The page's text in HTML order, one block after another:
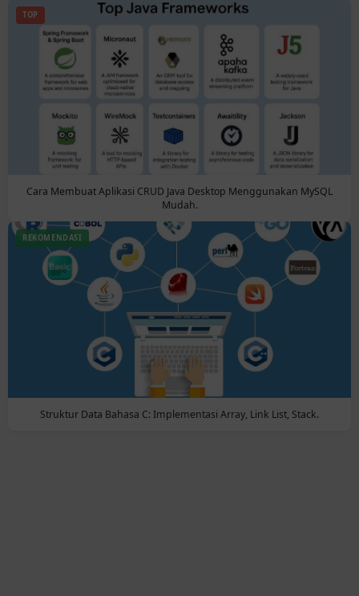
TOP
Cara Membuat Aplikasi CRUD Java Desktop Menggunakan MySQL
Mudah.
REKOMENDASI
Struktur Data Bahasa C: Implementasi Array, Link List, Stack.